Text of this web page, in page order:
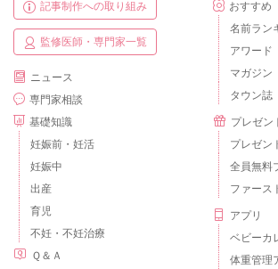
記事制作への取り組み
監修医師・専門家一覧
ニュース
専門家相談
基礎知識
妊娠前・妊活
妊娠中
出産
育児
不妊・不妊治療
Ｑ＆Ａ
おすすめ
名前ラン
アワード
マガジン
タウン誌
プレゼン
プレゼン
全員無料
ファース
アプリ
ベビーカ
体重管理